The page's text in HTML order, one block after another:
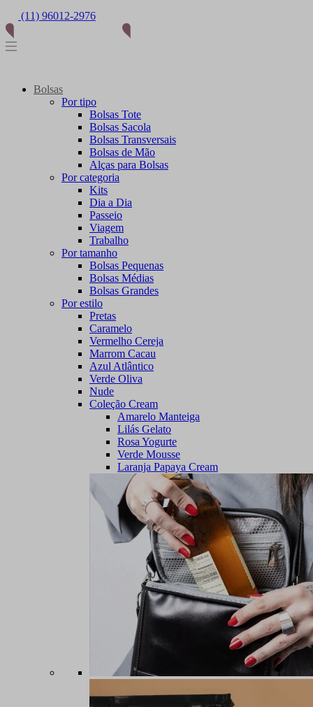
(11) 96012-2976
Bolsas
Por tipo
Bolsas Tote
Bolsas Sacola
Bolsas Transversais
Bolsas de Mão
Alças para Bolsas
Por categoria
Kits
Dia a Dia
Passeio
Viagem
Trabalho
Por tamanho
Bolsas Pequenas
Bolsas Médias
Bolsas Grandes
Por estilo
Pretas
Caramelo
Vermelho Cereja
Marrom Cacau
Azul Atlântico
Verde Oliva
Nude
Coleção Cream
Amarelo Manteiga
Lilás Gelato
Rosa Yogurte
Verde Mousse
Laranja Papaya Cream